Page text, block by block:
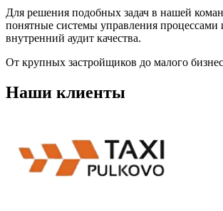
Для решения подобных задач в нашей
понятные системы управления процессами
внутренний аудит качества.
От крупных застройщиков до малого
Наши клиенты